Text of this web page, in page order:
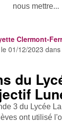
nous mettre...
Clermont-
le01/12/2023
du
3 du Lycée
ont utilisé